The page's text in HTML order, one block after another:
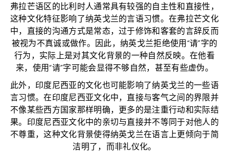
弗拉芒语区的比利时人通常具有较强的自主性和直接性，
这种文化特征影响了纳英戈兰的言语习惯。在弗拉芒文化
中，直接的沟通方式是常态，过于修饰和客套的言辞反而
被视为不真诚或做作。因此，纳英戈兰拒绝使用“请”字的
行为，实际上是对其文化背景的一种自然反映。在他看
来，使用“请”字可能会显得不够自然，甚至有些虚伪。
此外，印度尼西亚的文化也可能影响了纳英戈兰的一些语
言习惯。在印度尼西亚文化中，直接与客气之间的界限并
不像某些西方国家那样明确，更多的是注重行动和实际结
果。印度尼西亚文化中的亲切与直接并不等同于对他人的
不尊重，这种文化背景使得纳英戈兰在语言上更倾向于简
洁明了，而非礼仪化。